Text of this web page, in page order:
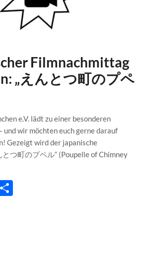
Filmnachmittag
„えんとつ町のプペ
e.V. lädt zu einer besonderen
und wir möchten euch gerne darauf
Gezeigt wird der japanische
つ町のプペル“ (Poupelle of Chimney